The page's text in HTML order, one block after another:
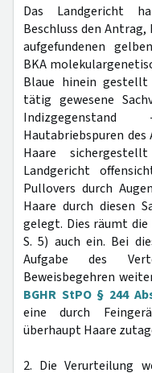
Das Landgericht
Beschluss den
aufgefundenen
BKA
Blaue hinein
tätig gewesene
Hautabriebspuren
Haare
Landgericht
Pullovers durch
Haare durch diesen
gelegt. Dies räumt die
S. 5) auch ein. Bei
Aufgabe des
Beweisbegehren
BGHR StPO § 244
eine durch
überhaupt Haare
2. Die Verurteilung